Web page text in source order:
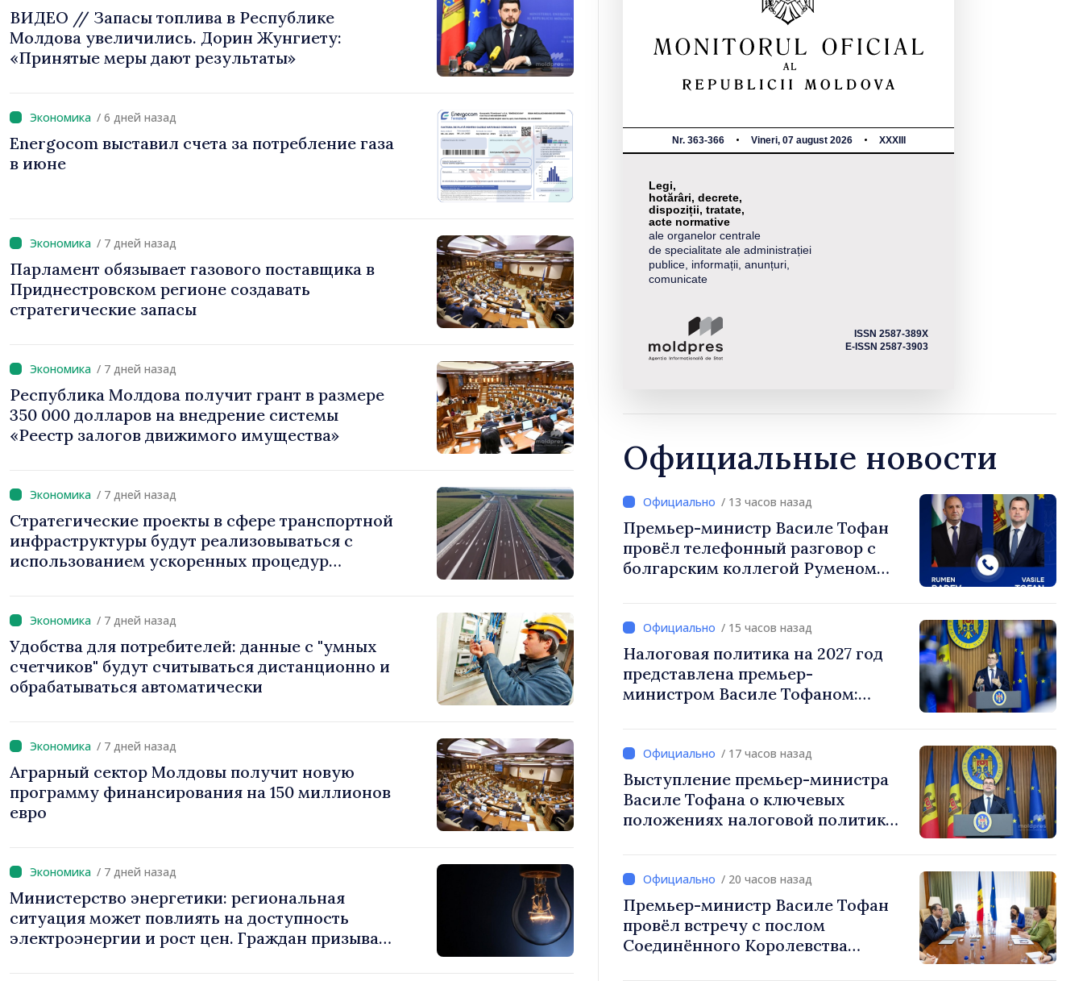
ВИДЕО // Запасы топлива в Республике
Молдова увеличились. Дорин Жунгиету:
«Принятые меры дают результаты»
/ 6 дней назад
Energocom выставил счета за потребление газа
в июне
/ 7 дней назад
Парламент обязывает газового поставщика в
Приднестровском регионе создавать
стратегические запасы
/ 7 дней назад
Республика Молдова получит грант в размере
350 000 долларов на внедрение системы
«Реестр залогов движимого имущества»
/ 7 дней назад
Стратегические проекты в сфере транспортной
инфраструктуры будут реализовываться с
использованием ускоренных процедур
/ 7 дней назад
Удобства для потребителей: данные с "умных
счетчиков" будут считываться дистанционно и
обрабатываться автоматически
/ 7 дней назад
Аграрный сектор Молдовы получит новую
программу финансирования на 150 миллионов
евро
/ 7 дней назад
Министерство энергетики: региональная
ситуация может повлиять на доступность
электроэнергии и рост цен. Граждан призывают
Nr. 363-366 Vineri, 07 august 2026 XXXIII
Legi,
hotărâri, decrete,
dispoziții, tratate,
acte normative
ale organelor centrale
de specialitate ale administrației
publice, informații, anunțuri,
comunicate
ISSN 2587-389X
E-ISSN 2587-3903
Официальные новости
/ 13 часов назад
Премьер-министр Василе Тофан
провёл телефонный разговор с
болгарским коллегой Руменом
/ 15 часов назад
Налоговая политика на 2027 год
представлена премьер-
министром Василе Тофаном:
инвестиций и более справедливое
налогообложение
/ 17 часов назад
Выступление премьер-министра
Василе Тофана о ключевых
положениях налоговой политики
/ 20 часов назад
Премьер-министр Василе Тофан
провёл встречу с послом
Соединённого Королевства